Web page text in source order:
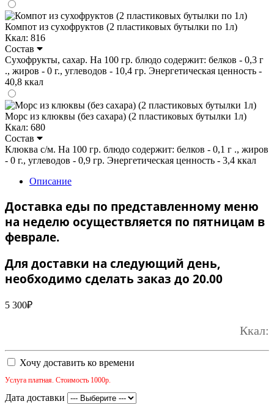
Компот из сухофруктов (2 пластиковых бутылки по 1л)
Ккал: 816
Состав
Сухофрукты, сахар. На 100 гр. блюдо содержит: белков - 0,3 г
., жиров - 0 г., углеводов - 10,4 гр. Энергетическая ценность -
40,8 ккал
Морс из клюквы (без сахара) (2 пластиковых бутылки 1л)
Ккал: 680
Состав
Клюква с/м. На 100 гр. блюдо содержит: белков - 0,1 г ., жиров
- 0 г., углеводов - 0,9 гр. Энергетическая ценность - 3,4 ккал
Описание
Доставка еды по представленному меню
на неделю осуществляется по пятницам в
феврале.
Для доставки на следующий день,
необходимо сделать заказ до 20.00
5 300₽
Ккал:
Хочу доставить ко времени
Услуга платная. Стоимость 1000р.
Дата доставки